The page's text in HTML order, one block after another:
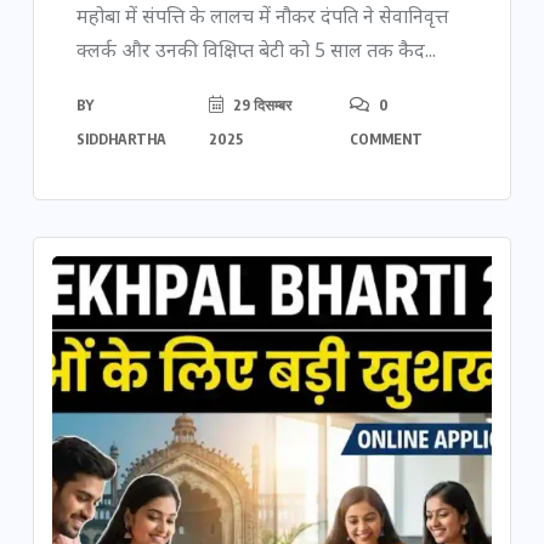
महोबा में संपत्ति के लालच में नौकर दंपति ने सेवानिवृत्त
क्लर्क और उनकी विक्षिप्त बेटी को 5 साल तक कैद...
BY
SIDDHARTHA
29 दिसम्बर
2025
0
COMMENT